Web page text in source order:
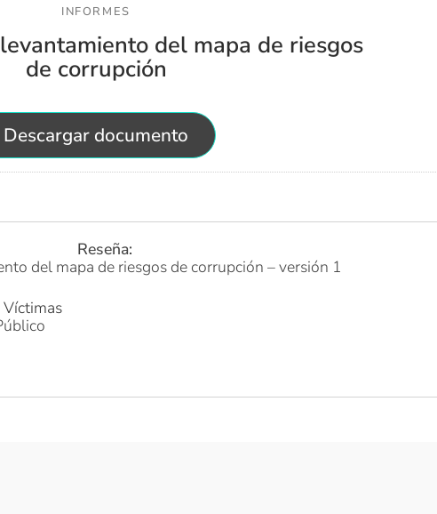
INFORMES
del mapa de riesgos
de corrupción
Descargar documento
Reseña:
del mapa de riesgos de corrupción – versión 1